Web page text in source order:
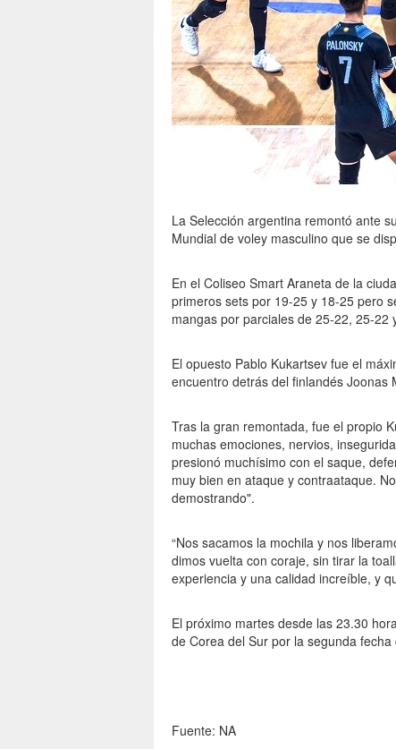
La Selección argentina remontó ante
Mundial de voley masculino que se
En el Coliseo Smart Araneta de la
primeros sets por 19-25 y 18-25 pero
mangas por parciales de 25-22, 25-22
El opuesto Pablo Kukartsev fue el
encuentro detrás del finlandés Joonas
Tras la gran remontada, fue el propio
muchas emociones, nervios,
presionó muchísimo con el saque,
muy bien en ataque y contraataque.
demostrando".
“Nos sacamos la mochila y nos
dimos vuelta con coraje, sin tirar la
experiencia y una calidad increíble, y
El próximo martes desde las 23.30
de Corea del Sur por la segunda
Fuente: NA